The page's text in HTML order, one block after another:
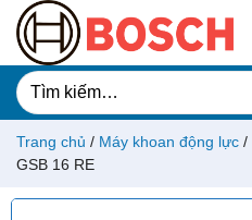
Chuyển
đến
dungTìm
kiếm:
Trang chủ / Máy khoan động lực /
GSB 16 RE